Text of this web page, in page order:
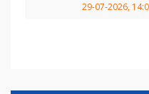
29-07-2026,